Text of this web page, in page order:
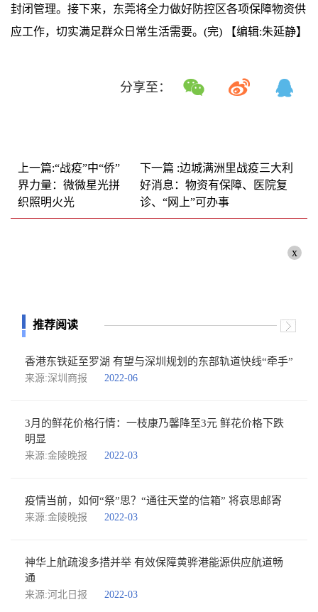
封闭管理。接下来，东莞将全力做好防控区各项保障物资供
应工作，切实满足群众日常生活需要。(完)
【编辑:朱延静】
分享至：
上一篇:“战疫”中“侨”
界力量：微微星光拼
织照明火光
下一篇 :边城满洲里战疫三大利
好消息：物资有保障、医院复
诊、“网上”可办事
x
推荐阅读
香港东铁延至罗湖 有望与深圳规划的东部轨道快线“牵手”
来源:深圳商报 2022-06
3月的鲜花价格行情：一枝康乃馨降至3元 鲜花价格下跌
明显
来源:金陵晚报 2022-03
疫情当前，如何“祭”思？“通往天堂的信箱” 将哀思邮寄
来源:金陵晚报 2022-03
神华上航疏浚多措并举 有效保障黄骅港能源供应航道畅
通
来源:河北日报 2022-03